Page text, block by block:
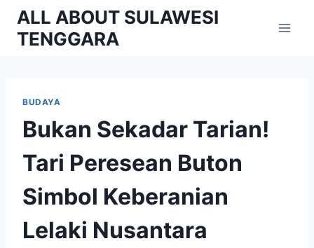
Skip
content
ALL ABOUT SULAWESI
TENGGARA
BUDAYA
Bukan Sekadar Tarian!
Tari Peresean Buton
Simbol Keberanian
Lelaki Nusantara